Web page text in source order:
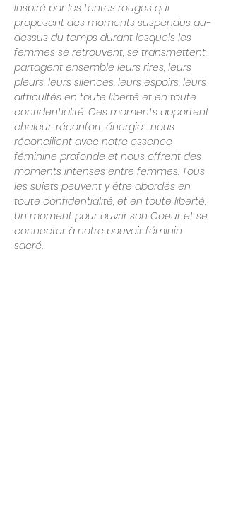
Inspiré par les tentes rouges qui
proposent des moments suspendus au-
dessus du temps durant lesquels les
femmes se retrouvent, se transmettent,
partagent ensemble leurs rires, leurs
pleurs, leurs silences, leurs espoirs, leurs
difficultés en toute liberté et en toute
confidentialité. Ces moments apportent
chaleur, réconfort, énergie... nous
réconcilient avec notre essence
féminine profonde et nous offrent des
moments intenses entre femmes. Tous
les sujets peuvent y être abordés en
toute confidentialité, et en toute liberté.
Un moment pour ouvrir son Coeur et se
connecter à notre pouvoir féminin
sacré.